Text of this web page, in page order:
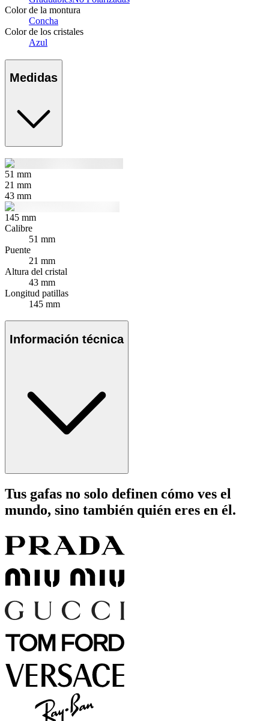
Color de la montura
Concha
Color de los cristales
Azul
Medidas
51 mm
21 mm
43 mm
145 mm
Calibre
51 mm
Puente
21 mm
Altura del cristal
43 mm
Longitud patillas
145 mm
Información técnica
Tus gafas no solo definen cómo ves el
mundo, sino también quién eres en él.